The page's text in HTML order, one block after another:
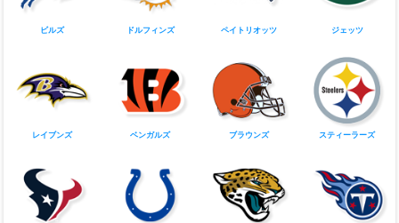
ビルズ ドルフィンズ ペイトリオッツ ジェッツ
レイブンズ ベンガルズ ブラウンズ スティーラーズ